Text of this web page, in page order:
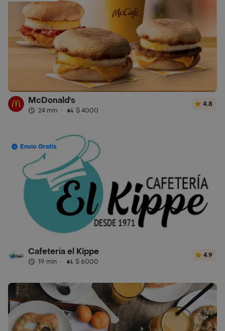
McDonald's
24 min · $ 4000
4.8
Envío Gratis
Cafetería el Kippe
19 min · $ 6000
4.9